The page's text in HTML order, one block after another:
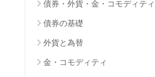
債券・外貨・金・コモディティ
債券の基礎
外貨と為替
金・コモディティ